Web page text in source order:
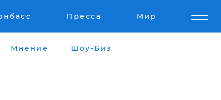
Пресса Мир
Мнение Шоу-Биз